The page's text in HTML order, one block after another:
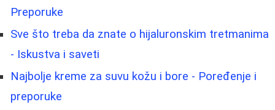
Preporuke
Sve što treba da znate o hijaluronskim tretmanima
- Iskustva i saveti
Najbolje kreme za suvu kožu i bore - Poređenje i
preporuke